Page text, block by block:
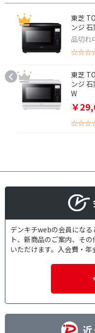
301mm以上
奥行(外形・ハ
331mm未満
401～451mm未満
庫内形状で絞り
フラット
レンジ最高出力
600W未満
1000W以上
センサーで絞り
ピッタリ設置
背面
左背面
東芝
ンジ
品切れ
東芝
ンジ
W
￥
デンキチwebの会員にな
ト、新商品のご案内、そ
いただけます。入会費・年